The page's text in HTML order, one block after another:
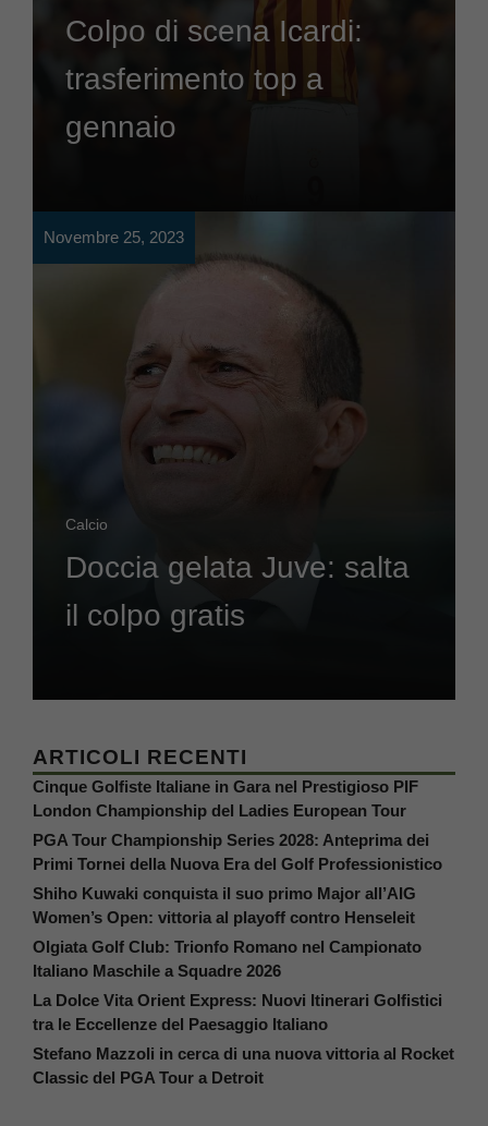
Colpo di scena Icardi:
trasferimento top a
gennaio
Novembre 25, 2023
Calcio
Doccia gelata Juve: salta
il colpo gratis
ARTICOLI RECENTI
Cinque Golfiste Italiane in Gara nel Prestigioso PIF
London Championship del Ladies European Tour
PGA Tour Championship Series 2028: Anteprima dei
Primi Tornei della Nuova Era del Golf Professionistico
Shiho Kuwaki conquista il suo primo Major all’AIG
Women’s Open: vittoria al playoff contro Henseleit
Olgiata Golf Club: Trionfo Romano nel Campionato
Italiano Maschile a Squadre 2026
La Dolce Vita Orient Express: Nuovi Itinerari Golfistici
tra le Eccellenze del Paesaggio Italiano
Stefano Mazzoli in cerca di una nuova vittoria al Rocket
Classic del PGA Tour a Detroit